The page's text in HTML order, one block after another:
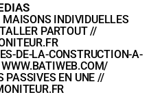
MAISONS INDIVIDUELLES
PARTOUT //
DE-LA-CONSTRUCTION-A-
PASSIVES EN UNE //